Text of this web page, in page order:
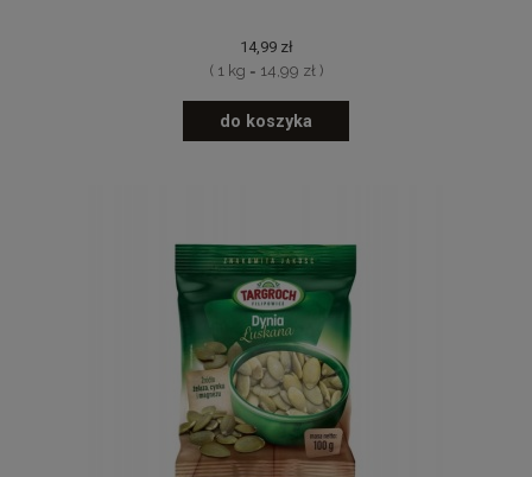
14,99 zł
( 1 kg = 14,99 zł )
do koszyka